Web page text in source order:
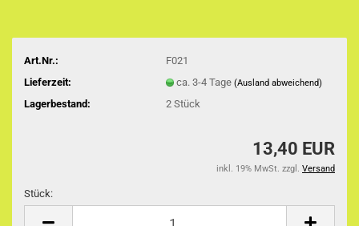
Art.Nr.:
F021
Lieferzeit:
ca. 3-4 Tage (Ausland abweichend)
Lagerbestand: 2 Stück
13,40 EUR
inkl. 19% MwSt. zzgl. Versand
Stück: